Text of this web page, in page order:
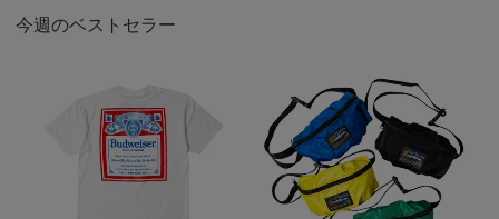
今週のベストセラー